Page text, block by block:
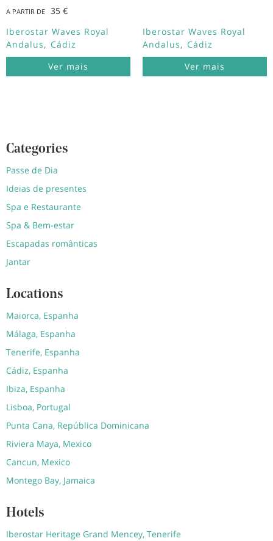
A PARTIR DE
35 €
Iberostar Waves Royal
Andalus
Cádiz
Ver mais
Iberostar Waves Royal
Andalus
Cádiz
Ver mais
Categories
Passe de Dia
Ideias de presentes
Spa e Restaurante
Spa & Bem-estar
Escapadas românticas
Jantar
Locations
Maiorca, Espanha
Málaga, Espanha
Tenerife, Espanha
Cádiz, Espanha
Ibiza, Espanha
Lisboa, Portugal
Punta Cana, República Dominicana
Riviera Maya, Mexico
Cancun, Mexico
Montego Bay, Jamaica
Hotels
Iberostar Heritage Grand Mencey, Tenerife